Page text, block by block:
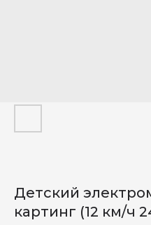
Детский
картинг (12 км/ч